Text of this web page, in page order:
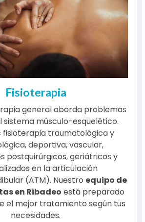
Fisioterapia
general aborda problemas
sistema músculo-esquelético.
fisioterapia traumatológica y
deportiva, vascular,
postquirúrgicos, geriátricos y
en la articulación
(ATM). Nuestro equipo de
en Ribadeo está preparado
el mejor tratamiento según tus
necesidades.